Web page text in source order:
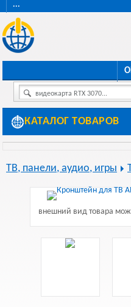
···
видеокарта RTX 3070...
КАТАЛОГ ТОВАРОВ
ТВ, панели, аудио, игры
внешний вид товара